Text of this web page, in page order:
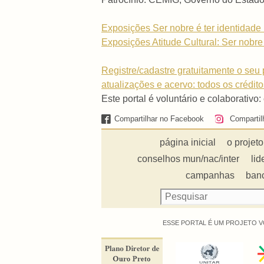
Exposições Ser nobre é ter identidade
Exposições Atitude Cultural: Ser
Registre/cadastre gratuitamente o
atualizações e acervo: todos os
Este portal é voluntário e
Compartilhar no Facebook
página inicial
o projeto
conselhos mun/nac/inter
campanhas
ESSE PORTAL É UM PROJETO